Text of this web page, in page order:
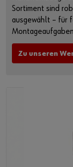
Sortiment sind
ausgewählt – für
Zu unseren